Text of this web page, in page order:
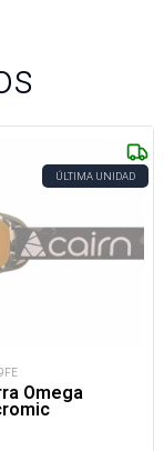
ÚLTIMA UNIDAD
Omega